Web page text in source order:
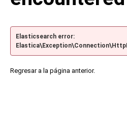
Elasticsearch error:
Regresar a la página anterior.